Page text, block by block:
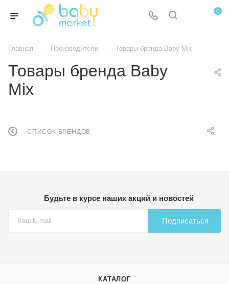
0
Главная — Производители — Товары бренда Baby Mix
Товары бренда Baby
Mix
СПИСОК БРЕНДОВ
Будьте в курсе наших акций и новостей
Подписаться
КАТАЛОГ